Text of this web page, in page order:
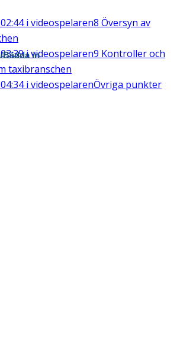
02:44i videospelaren8 Översyn av
03:39i videospelaren9 Kontroller och
taxibranschen
04:34i videospelarenÖvriga punkter
Bädda in